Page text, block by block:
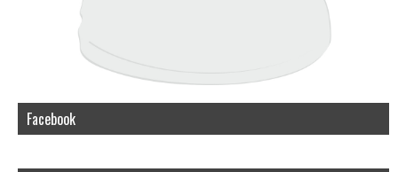
Facebook